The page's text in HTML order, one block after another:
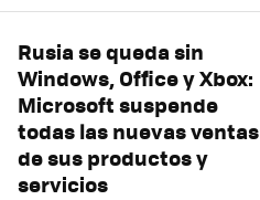
Rusia se queda sin
Windows, Office y Xbox:
Microsoft suspende
todas las nuevas ventas
de sus productos y
servicios